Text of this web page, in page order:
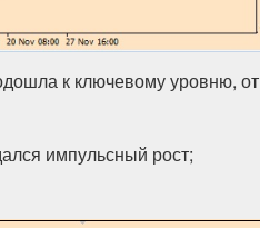
к ключевому уровню, от
импульсный рост;